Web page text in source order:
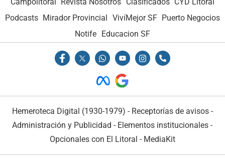
Podcasts Mirador Provincial VivíMejor SF Puerto Negocios
Notife Educacion SF
Hemeroteca Digital (1930-1979) - Receptorías de avisos -
Administración y Publicidad - Elementos institucionales -
Opcionales con El Litoral - MediaKit